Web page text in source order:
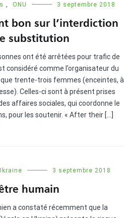
ONU 3 septembre 2018
bon sur l’interdiction
substitution
ont été arrêtées pour trafic de
considéré comme l’organisateur du
que trente-trois femmes (enceintes, à
Celles-ci sont à présent prises
affaires sociales, qui coordonne le
pour les soutenir. « After their […]
3 septembre 2018
humain
a constaté récemment que la